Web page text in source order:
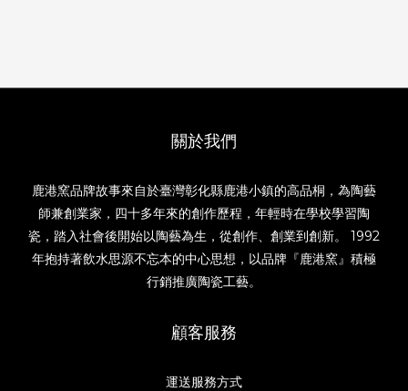
關於我們
鹿港窯品牌故事來自於臺灣彰化縣鹿港小鎮的高品桐，為陶藝
師兼創業家，四十多年來的創作歷程，年輕時在學校學習陶
瓷，踏入社會後開始以陶藝為生，從創作、創業到創新。 1992
年抱持著飲水思源不忘本的中心思想，以品牌『鹿港窯』積極
行銷推廣陶瓷工藝。
顧客服務
運送服務方式